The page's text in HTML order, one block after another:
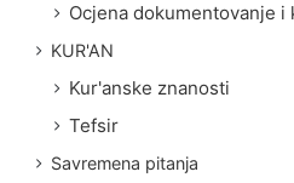
Ocjena dokumentovanje i
KUR'AN
Kur'anske znanosti
Tefsir
Savremena pitanja